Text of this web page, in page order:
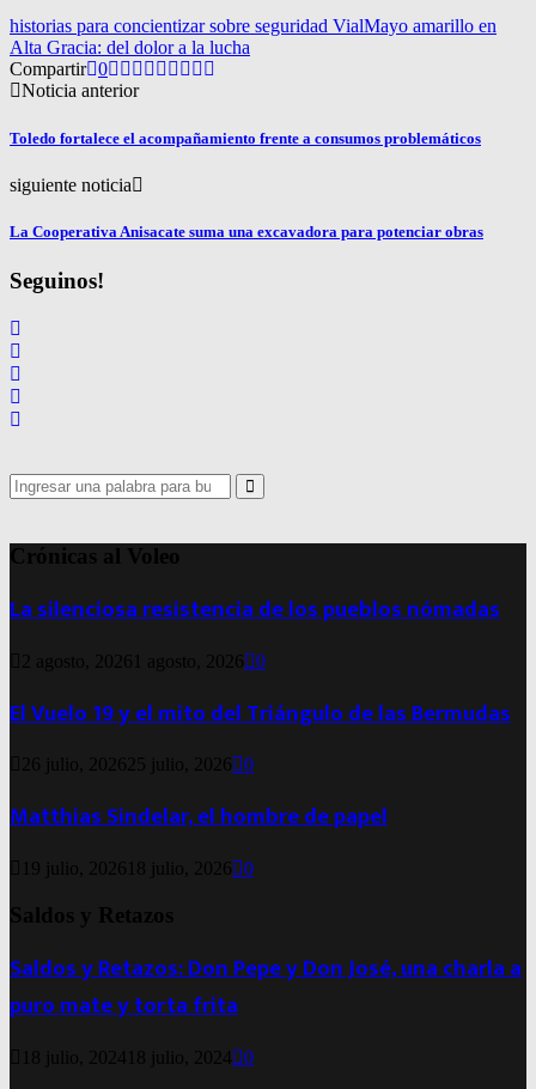
historias para concientizar sobre seguridad VialMayo amarillo en
Alta Gracia: del dolor a la lucha
Compartir 0
Noticia anterior
Toledo fortalece el acompañamiento frente a consumos problemáticos
siguiente noticia
La Cooperativa Anisacate suma una excavadora para potenciar obras
Seguinos!
Search
for:
Search
Crónicas al Voleo
La silenciosa resistencia de los pueblos nómadas
2 agosto, 2026 1 agosto, 2026 0
El Vuelo 19 y el mito del Triángulo de las Bermudas
26 julio, 202625 julio, 2026 0
Matthias Sindelar, el hombre de papel
19 julio, 2026 18 julio, 2026 0
Saldos y Retazos
Saldos y Retazos: Don Pepe y Don José, una charla a
puro mate y torta frita
18 julio, 2024 18 julio, 2024 0